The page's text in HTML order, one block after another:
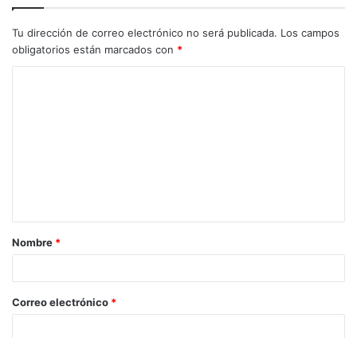
Tu dirección de correo electrónico no será publicada. Los campos
obligatorios están marcados con *
a
r
*
Nombre *
Correo electrónico *